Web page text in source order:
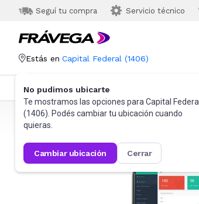
Seguí tu compra Servicio técnico
Estás en Capital Federal (1406)
No pudimos ubicarte
Te mostramos las opciones para Capital Federal
(1406). Podés cambiar tu ubicación cuando
quieras.
cambiar ubicación cerrar
Categorías Más Vendidos
Frávega Informática Accesorios de Informática